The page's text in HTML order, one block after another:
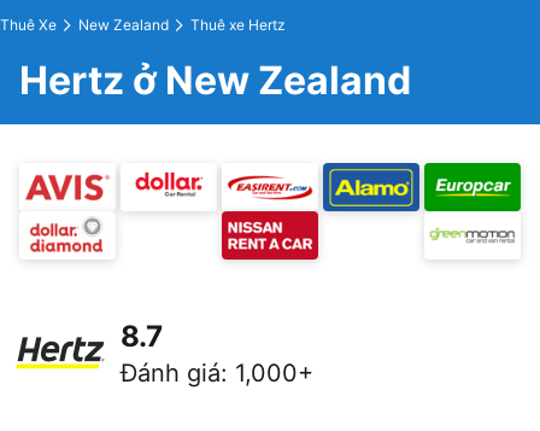
Thuê Xe New Zealand Thuê xe Hertz
Hertz ở New Zealand
8.7
Đánh giá: 1,000+